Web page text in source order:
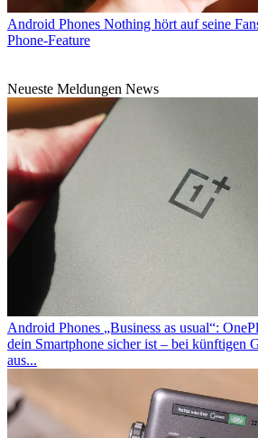
Android Phones Nothing hört auf seine
Phone-Feature
Neueste Meldungen News
Android Phones „Business as usual“:
dein Smartphone sicher ist – bei künftigen
aus...